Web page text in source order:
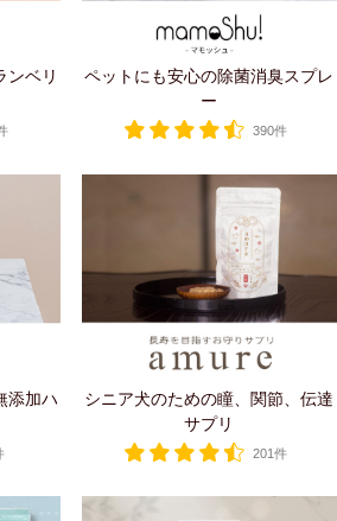
ンベリ
ペットにも安心の除菌消臭スプレ
ー
390件
添加ハ
シニア犬のための瞳、関節、伝達
サプリ
201件